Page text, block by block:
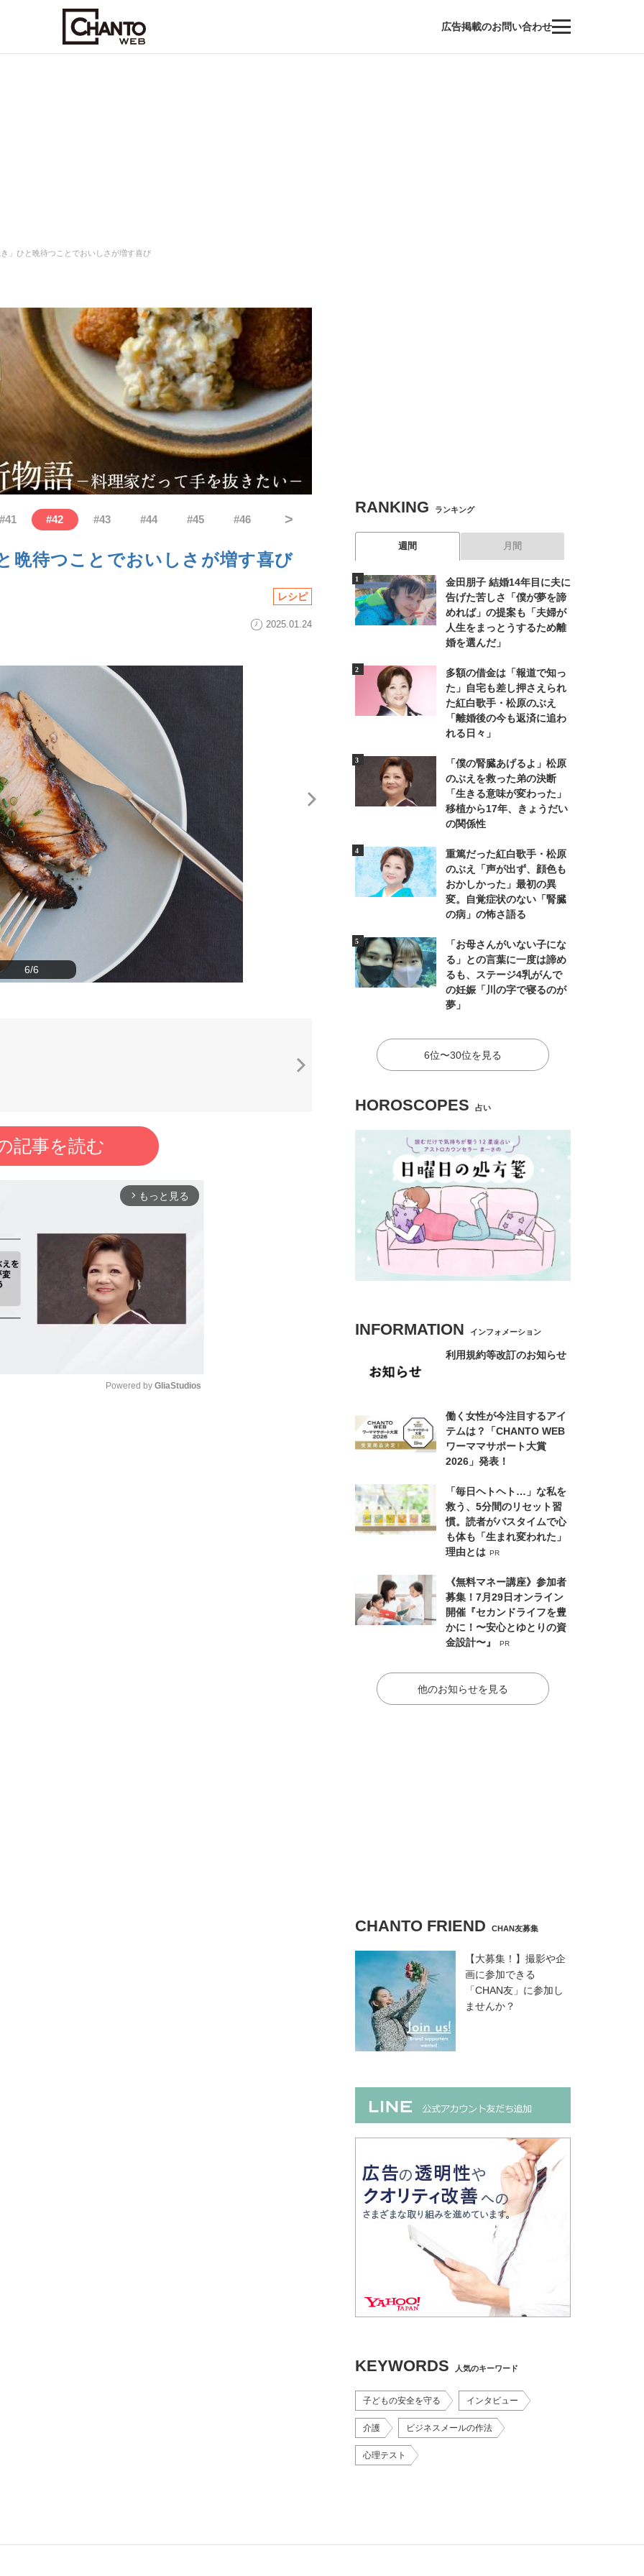
広告掲載のお問い合わせ
」ひと晩待つことでおいしさが増す喜び
#41 #42 #43 #44 #45 #46 >
晩待つことでおいしさが増す喜び
レシピ
2025.01.24
6/6
関連記事
ぶりのすき煮弁当のレシピ
ぶりの照り焼きレシピ
記事を読む
arrow_forward_ios もっと見る
Powered by GliaStudios
RANKING ランキング
週間 月間
金田朋子 結婚14年目に夫に
告げた苦しさ「僕が夢を諦
めれば」の提案も「夫婦が
人生をまっとうするため離
婚を選んだ」
多額の借金は「報道で知っ
た」自宅も差し押さえられ
た紅白歌手・松原のぶえ
「離婚後の今も返済に追わ
れる日々」
「僕の腎臓あげるよ」松原
のぶえを救った弟の決断
「生きる意味が変わった」
移植から17年、きょうだい
の関係性
重篤だった紅白歌手・松原
のぶえ「声が出ず、顔色も
おかしかった」最初の異
変。自覚症状のない「腎臓
の病」の怖さ語る
「お母さんがいない子にな
る」との言葉に一度は諦め
るも、ステージ4乳がんで
の妊娠「川の字で寝るのが
夢」
6位〜30位を見る
HOROSCOPES 占い
INFORMATION インフォメーション
利用規約等改訂のお知らせ
働く女性が今注目するアイ
テムは？「CHANTO WEB
ワーママサポート大賞
2026」発表！
「毎日ヘトヘト…」な私を
救う、5分間のリセット習
慣。読者がバスタイムで心
も体も「生まれ変われた」
理由とは PR
《無料マネー講座》参加者
募集！7月29日オンライン
開催『セカンドライフを豊
かに！〜安心とゆとりの資
金設計〜』
PR
他のお知らせを見る
CHANTO FRIEND CHAN友募集
【大募集！】撮影や企
画に参加できる
「CHAN友」に参加し
ませんか？
KEYWORDS 人気のキーワード
子どもの安全を守る インタビュー
介護 ビジネスメールの作法
心理テスト